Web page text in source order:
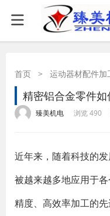
首页 > 运动器材配件加
精密铝合金零件
臻美机电 浏览 490
近年来，随着科技的
被越来越多地应用于
精度、高效率加工的